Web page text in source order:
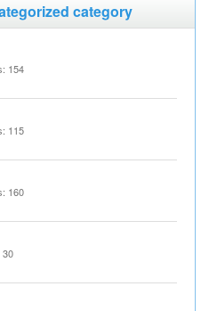
category
154
115
160
30